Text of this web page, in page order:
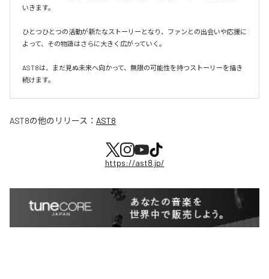
いきます。
ひとつひとつの活動が新たなストーリーとなり、ファンとの出会いや応援に
よって、その物語はさらに大きく広がっていく。
AST8は、まだ見ぬ未来へ向かって、無限の可能性を持つストーリーを描き
続けます。
AST8の他のリリース： AST8
https://ast8.jp/